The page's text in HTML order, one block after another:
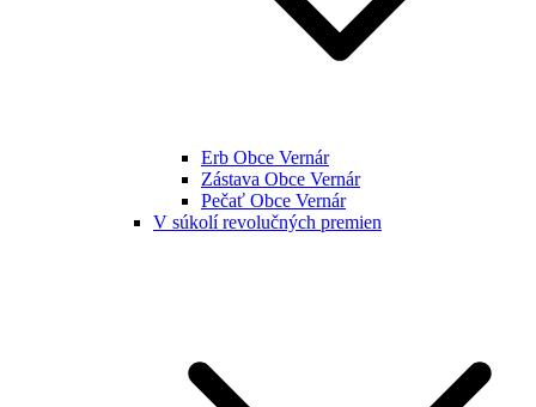
Erb Obce Vernár
Zástava Obce Vernár
Pečať Obce Vernár
V súkolí revolučných premien